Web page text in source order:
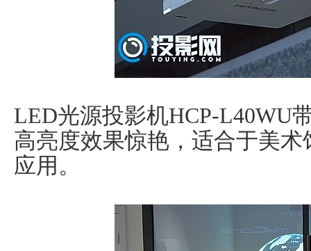
LED光源投影机HCP-L40WU
高亮度效果惊艳，适合于美
应用。